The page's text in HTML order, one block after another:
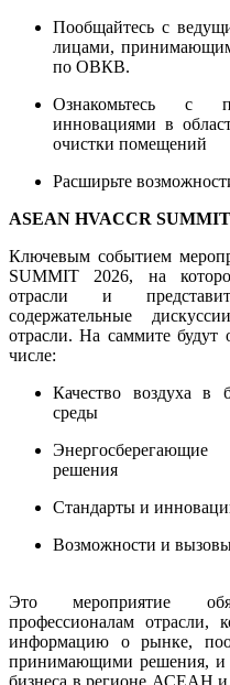
Пообщайтесь с
лицами,
по ОВКВ.
Ознакомьтесь с
инновациями в
очистки помещений
Расширьте
ASEAN HVACCR SUMMIT
Ключевым событием
SUMMIT 2026, на
отрасли и
содержательные
отрасли. На саммите
числе:
Качество воздуха в
среды
решения
Стандарты и
Возможности и
Это мероприятие
профессионалам отрасли,
информацию о рынке,
принимающими решения, и
бизнеса в регионе АСЕАН и